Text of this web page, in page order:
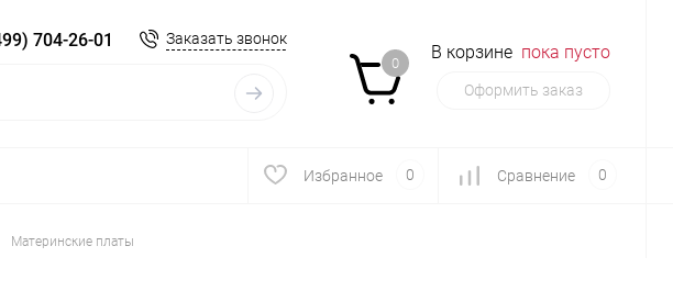
704-26-01 Заказать звонок
0
В корзине пока пусто
Оформить заказ
Избранное 0 Сравнение 0
Материнские платы